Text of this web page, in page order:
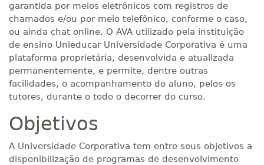
garantida por meios eletrônicos com registros de
chamados e/ou por meio telefônico, conforme o caso,
ou ainda chat online. O AVA utilizado pela instituição
de ensino Unieducar Universidade Corporativa é uma
plataforma proprietária, desenvolvida e atualizada
permanentemente, e permite, dentre outras
facilidades, o acompanhamento do aluno, pelos os
tutores, durante o todo o decorrer do curso.
Objetivos
A Universidade Corporativa tem entre seus objetivos a
disponibilização de programas de desenvolvimento